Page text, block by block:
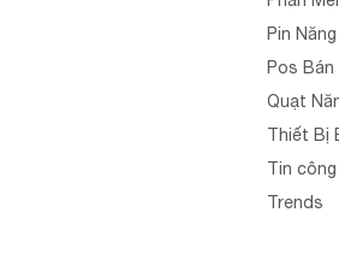
Pin
Pos Bán
Quạt
Thiết Bị
Tin
Trends